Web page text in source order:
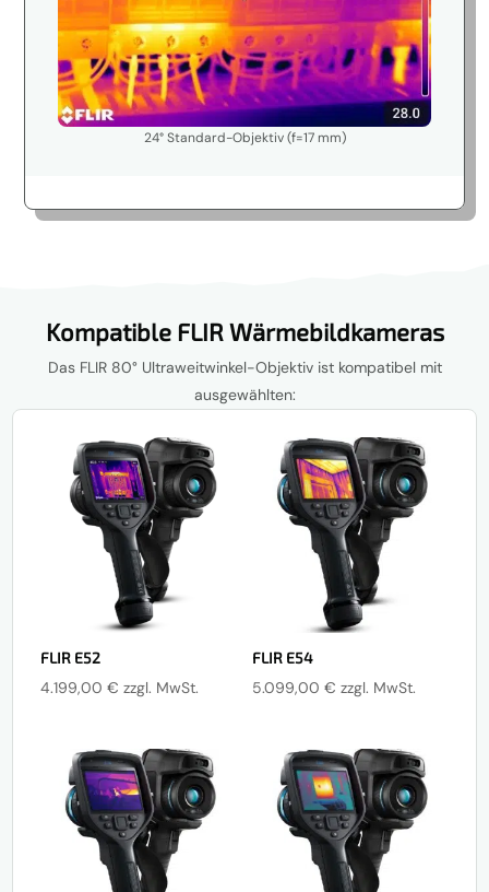
24° Standard-Objektiv (f=17 mm)
Kompatible FLIR Wärmebildkameras
Das FLIR 80° Ultraweitwinkel-Objektiv ist kompatibel mit
ausgewählten:
FLIR E52
4.199,00€ zzgl. MwSt.
FLIR E54
5.099,00€ zzgl. MwSt.